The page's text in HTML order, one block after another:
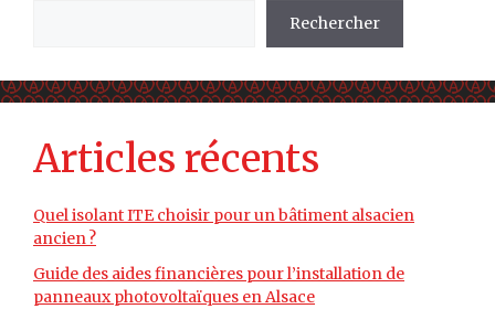
Rechercher
Articles récents
Quel isolant ITE choisir pour un bâtiment alsacien
ancien ?
Guide des aides financières pour l’installation de
panneaux photovoltaïques en Alsace